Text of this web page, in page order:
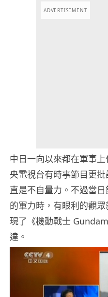
ADVERTISEMENT
中日一向以來都在軍事
央電視台有時事節目更
直是不自量力。不過當
的軍力時，有眼利的觀
現了《機動戰士
達。